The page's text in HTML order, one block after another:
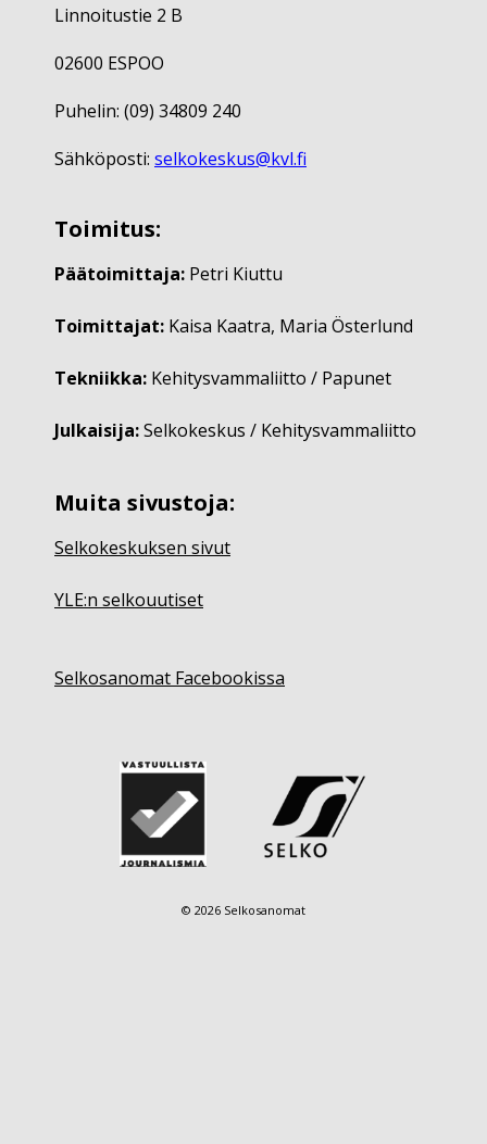
Linnoitustie 2 B
02600 ESPOO
Puhelin: (09) 34809 240
Sähköposti: selkokeskus@kvl.fi
Toimitus:
Päätoimittaja: Petri Kiuttu
Toimittajat: Kaisa Kaatra, Maria Österlund
Tekniikka: Kehitysvammaliitto / Papunet
Julkaisija:Selkokeskus / Kehitysvammaliitto
Muita sivustoja:
Selkokeskuksen sivut
YLE:n selkouutiset
Selkosanomat Facebookissa
© 2026 Selkosanomat